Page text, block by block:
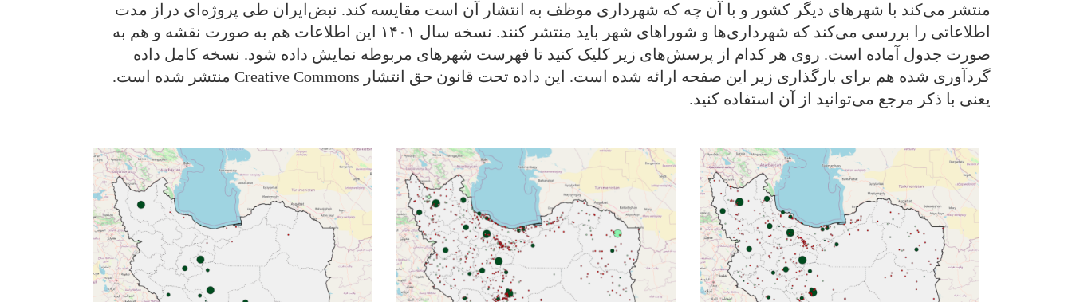
منتشر می‌کند با شهرهای دیگر کشور و با آن چه که شهرداری موظف به انتشار آن است مقایسه کند. نبض‌ایران طی پروژه‌ای دراز مدت
اطلاعاتی را بررسی می‌کند که شهرداری‌ها و شوراهای شهر باید منتشر کنند. نسخه سال ۱۴۰۱ این اطلاعات هم به صورت نقشه و هم به
صورت جدول آماده است. روی هر کدام از پرسش‌های زیر کلیک کنید تا فهرست شهرهای مربوطه نمایش داده شود. نسخه کامل داده
گردآوری شده هم برای بارگذاری زیر این صفحه ارائه شده است. این داده تحت قانون حق انتشار Creative Commons منتشر شده است.
یعنی با ذکر مرجع می‌توانید از آن استفاده کنید.